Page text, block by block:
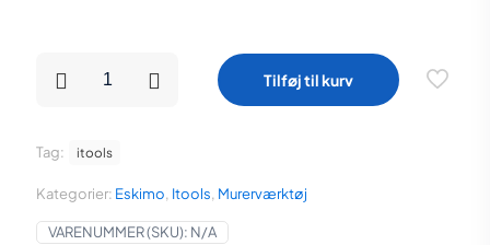
Spandeske
antal
Tilføj til kurv
VARENUMMER (SKU): N/A
Kategorier: Eskimo, Itools, Murerværktøj
Tag: itools